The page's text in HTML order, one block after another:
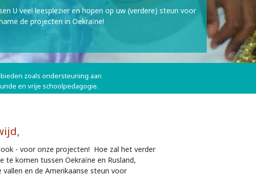
U veel leesplezier en hopen op uw (verdere) steun voor
de projecten in Oekraïne!
zoals ondersteuning aan
en vrije schoolpedagogie.
- voor onze projecten! Hoe zal het verder
te komen tussen Oekraïne en Rusland,
en de Amerikaanse steun voor